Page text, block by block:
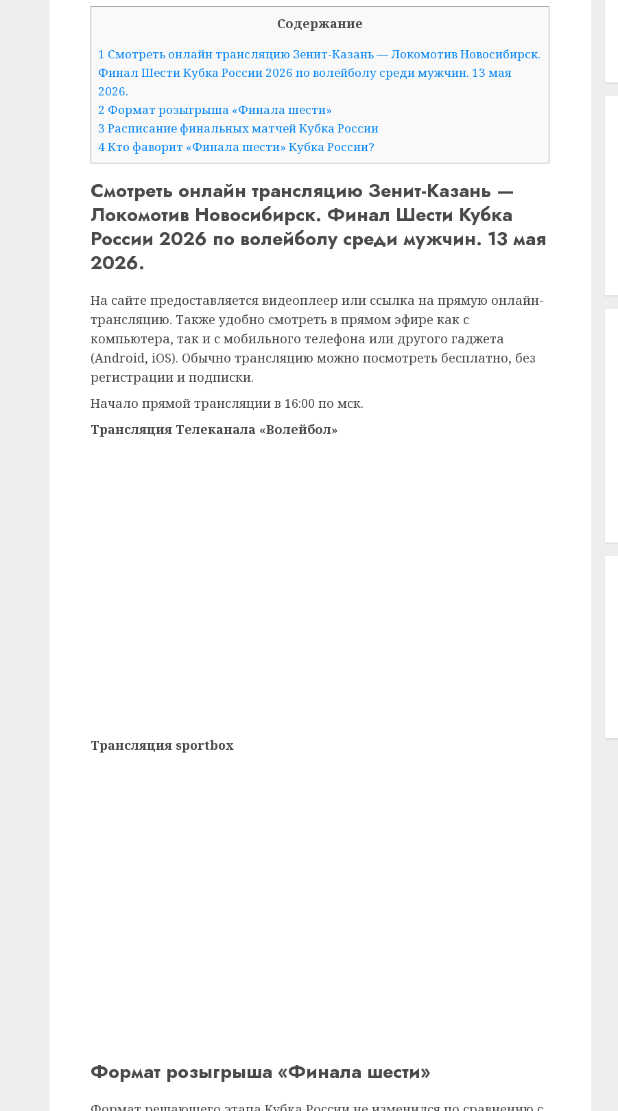
Содержание
1 Смотреть онлайн трансляцию Зенит-Казань — Локомотив Новосибирск.
Финал Шести Кубка России 2026 по волейболу среди мужчин. 13 мая
2026.
2 Формат розыгрыша «Финала шести»
3 Расписание финальных матчей Кубка России
4 Кто фаворит «Финала шести» Кубка России?
Смотреть онлайн трансляцию Зенит-Казань —
Локомотив Новосибирск. Финал Шести Кубка
России 2026 по волейболу среди мужчин. 13 мая
2026.
На сайте предоставляется видеоплеер или ссылка на прямую онлайн-
трансляцию. Также удобно смотреть в прямом эфире как с
компьютера, так и с мобильного телефона или другого гаджета
(Android, iOS). Обычно трансляцию можно посмотреть бесплатно, без
регистрации и подписки.
Начало прямой трансляции в 16:00 по мск.
Трансляция Телеканала «Волейбол»
Трансляция sportbox
Формат розыгрыша «Финала шести»